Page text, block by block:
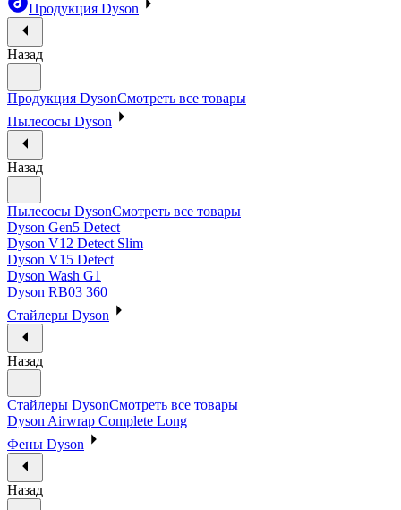
Продукция Dyson
Назад
Продукция DysonСмотреть все товары
Пылесосы Dyson
Назад
Пылесосы DysonСмотреть все товары
Dyson Gen5 Detect
Dyson V12 Detect Slim
Dyson V15 Detect
Dyson Wash G1
Dyson RB03 360
Стайлеры Dyson
Назад
Стайлеры DysonСмотреть все товары
Dyson Airwrap Complete Long
Фены Dyson
Назад